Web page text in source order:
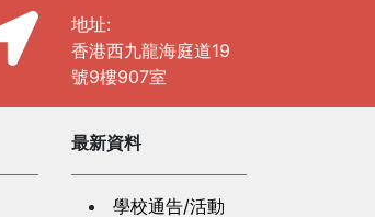
地址:
香港西九龍海庭道19
號9樓907室
最新資料
學校通告/活動